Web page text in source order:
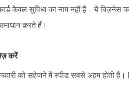
केवल सुविधा का नाम नहीं हैं—ये बिज़नेस
करते हैं।
करें
को सहेजने में स्पीड सबसे अहम होती